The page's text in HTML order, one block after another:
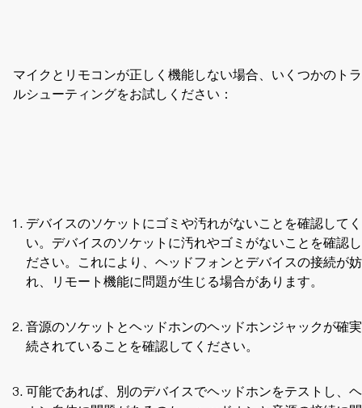
マイクとリモコンが正しく機能しない場合、いくつかのト
ルシューティングをお試しください：
デバイスのソケットにゴミや汚れがないことを確認して
い。デバイスのソケットに汚れやゴミがないことを確認
ださい。これにより、ヘッドフォンとデバイスの接続が
れ、リモート機能に問題が生じる場合があります。
音源のソケットとヘッドホンのヘッドホンジャックが確
続されていることを確認してください。
可能であれば、別のデバイスでヘッドホンをテストし、